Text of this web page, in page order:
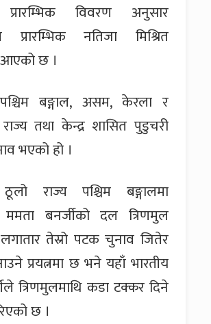
विवरण अनुसार
प्रारम्भिक नतिजा मिश्रित
छ ।
बङ्गाल, असम, केरला र
तथा केन्द्र शासित पुडुचरी
भएको हो ।
राज्य पश्चिम बङ्गालमा
ममता बनर्जीको दल त्रिणमुल
तेस्रो पटक चुनाव जितेर
प्रयत्नमा छ भने यहाँ भारतीय
त्रिणमुलमाथि कडा टक्कर दिने
छ ।